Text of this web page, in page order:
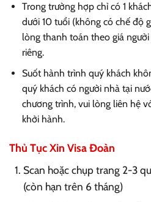
Trong trường hợp chỉ có 1
dưới 10 tuổi (không có chế độ
lòng thanh toán theo giá
riêng.
Suốt hành trình quý khách
quý khách có người nhà tại
chương trình, vui lòng liên hệ
khởi hành.
Thủ Tục Xin Visa Đoàn
Scan hoặc chụp trang 2-3
(còn hạn trên 6 tháng)